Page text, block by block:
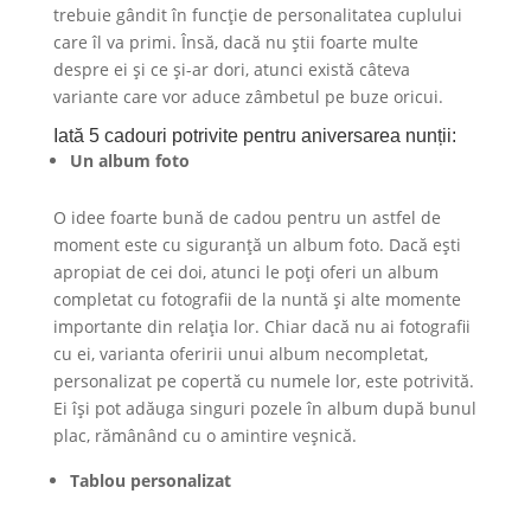
trebuie gândit în funcție de personalitatea cuplului
care îl va primi. Însă, dacă nu știi foarte multe
despre ei și ce și-ar dori, atunci există câteva
variante care vor aduce zâmbetul pe buze oricui.
Iată 5 cadouri potrivite pentru aniversarea nunții:
Un album foto
O idee foarte bună de cadou pentru un astfel de
moment este cu siguranță un album foto. Dacă ești
apropiat de cei doi, atunci le poți oferi un album
completat cu fotografii de la nuntă și alte momente
importante din relația lor. Chiar dacă nu ai fotografii
cu ei, varianta oferirii unui album necompletat,
personalizat pe copertă cu numele lor, este potrivită.
Ei își pot adăuga singuri pozele în album după bunul
plac, rămânând cu o amintire veșnică.
Tablou personalizat